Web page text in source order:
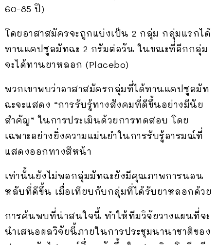
60-85 ปี)
โดยอาสาสมัครจะถูกแบ่งเป็น 2 กลุ่ม กลุ่มแรกได้
ทานแคปซูลมัทฉะ 2 กรัมต่อวัน ในขณะที่อีกกลุ่ม
จะได้ทานยาหลอก (Placebo)
พวกเขาพบว่าอาสาสมัครกลุ่มที่ได้ทานแคปซูลมัท
ฉะจะแสดง “การรับรู้ทางสังคมที่ดีขึ้นอย่างมีนัย
สำคัญ” ในการประเมินด้วยการทดสอบ โดย
เฉพาะอย่างยิ่งความแม่นยำในการรับรู้อารมณ์ที่
แสดงออกทางสีหน้า
เท่านั้นยังไม่พอกลุ่มมัทฉะยังมีคุณภาพการนอน
หลับที่ดีขึ้น เมื่อเทียบกับกลุ่มที่ได้รับยาหลอกด้วย
การค้นพบที่น่าสนใจนี้ ทำให้ทีมวิจัยวางแผนที่จะ
นำเสนอผลวิจัยนี้ภายในการประชุมนานาชาติของ